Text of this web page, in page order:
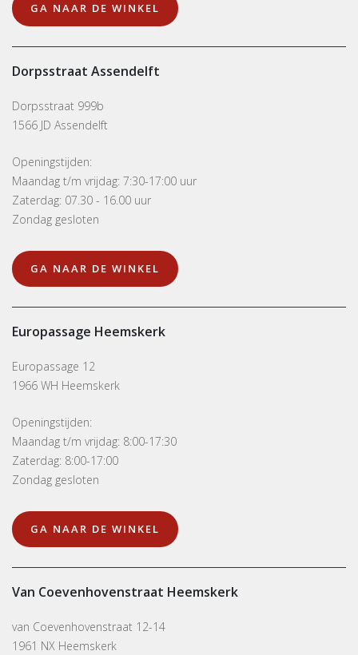
GA NAAR DE WINKEL
Dorpsstraat Assendelft
Dorpsstraat 999b
1566 JD Assendelft
Openingstijden:
Maandag t/m vrijdag: 7:30-17:00 uur
Zaterdag: 07.30 - 16.00 uur
Zondag gesloten
GA NAAR DE WINKEL
Europassage Heemskerk
Europassage 12
1966 WH Heemskerk
Openingstijden:
Maandag t/m vrijdag: 8:00-17:30
Zaterdag: 8:00-17:00
Zondag gesloten
GA NAAR DE WINKEL
Van Coevenhovenstraat Heemskerk
van Coevenhovenstraat 12-14
1961 NX Heemskerk